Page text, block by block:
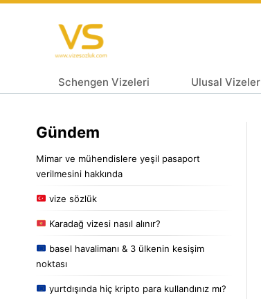
Schengen Vizeleri Ulusal Vizeler
Gündem
Mimar ve mühendislere yeşil pasaport
verilmesini hakkında
vize sözlük
Karadağ vizesi nasıl alınır?
basel havalimanı & 3 ülkenin kesişim
noktası
yurtdışında hiç kripto para kullandınız mı?